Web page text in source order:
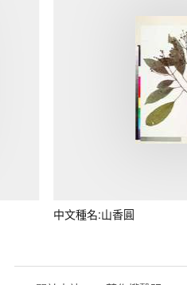
中文種名:山香圓